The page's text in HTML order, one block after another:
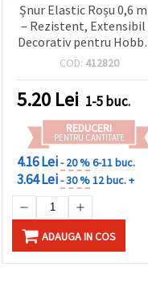
Șnur Elastic Roșu 0,6
– Rezistent, Extensibil
Decorativ pentru Hobby
Craft, Rolă aprox. 10 m
COD: 412820
5.20 Lei 1-5 buc.
REDUCERI
PENTRU CANTITATE
4.16 Lei- 20 %6-11 buc.
3.64 Lei- 30 %12 buc. +
ADAUGA IN COS